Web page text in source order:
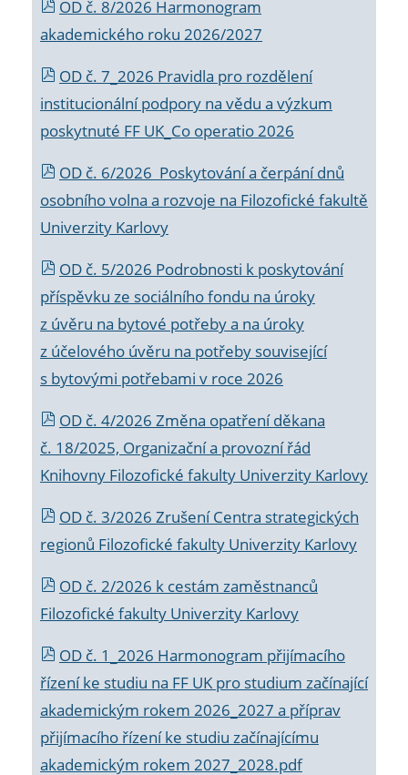
OD č. 8/2026 Harmonogram
akademického roku 2026/2027
OD č. 7_2026 Pravidla pro rozdělení
institucionální podpory na vědu a výzkum
poskytnuté FF UK_Co operatio 2026
OD č. 6/2026 Poskytování a čerpání dnů
osobního volna a rozvoje na Filozofické fakultě
Univerzity Karlovy
OD č. 5/2026 Podrobnosti k poskytování
příspěvku ze sociálního fondu na úroky
z úvěru na bytové potřeby a na úroky
z účelového úvěru na potřeby související
s bytovými potřebami v roce 2026
OD č. 4/2026 Změna opatření děkana
č. 18/2025, Organizační a provozní řád
Knihovny Filozofické fakulty Univerzity Karlovy
OD č. 3/2026 Zrušení Centra strategických
regionů Filozofické fakulty Univerzity Karlovy
OD č. 2/2026 k cestám zaměstnanců
Filozofické fakulty Univerzity Karlovy
OD č. 1_2026 Harmonogram přijímacího
řízení ke studiu na FF UK pro studium začínající
akademickým rokem 2026_2027 a příprav
přijímacího řízení ke studiu začínajícímu
akademickým rokem 2027_2028.pdf